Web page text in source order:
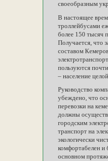
своеобразным
В настоящее
троллейбусами
более 150 тысяч
Получается, что
составом
пользуются
– население
Руководство
убеждено, что
перевозки на
должны
городским
транспорт на
экологически
комфортабелен и
основном